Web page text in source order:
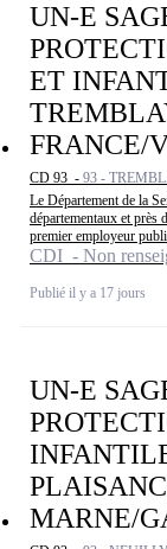
UN-E
ET
FRANCE/
CD 93 - 93 -
Le Département de la
départementaux et près
premier employeur
CDI - Non
Publié il y a 17 jours
UN-E
MARNE/